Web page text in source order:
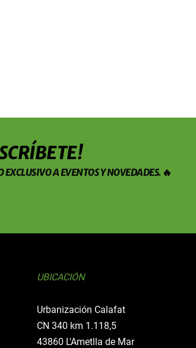
EXCLUSIVO A EVENTOS Y NOVEDADES. 🔥
UBICACIÓN
Urbanización Calafat
CN 340 km 1.118,5
43860 L'Ametlla de Mar